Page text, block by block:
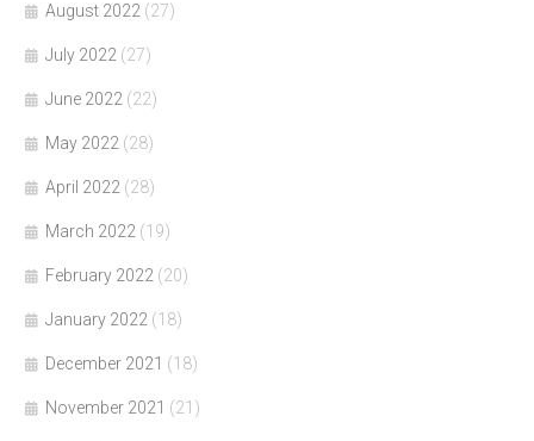
August 2022 (27)
July 2022 (27)
June 2022 (22)
May 2022 (28)
April 2022 (28)
March 2022 (19)
February 2022 (20)
January 2022 (18)
December 2021 (18)
November 2021 (21)